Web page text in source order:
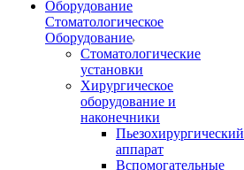
Стоматологическое
Оборудование
Стоматологические
установки
Хирургическое
оборудование и
наконечники
Пьезохирургический
аппарат
Вспомогательные